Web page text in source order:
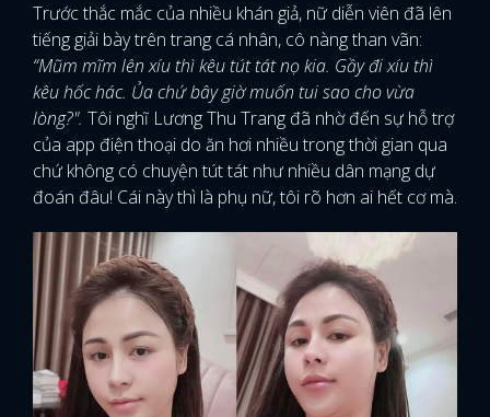
Trước thắc mắc của nhiều khán giả, nữ diễn viên đã lên
tiếng giải bày trên trang cá nhân, cô nàng than vãn:
“Mũm mĩm lên xíu thì kêu tút tát nọ kia. Gầy đi xíu thì
kêu hốc hác. Ủa chứ bây giờ muốn tui sao cho vừa
lòng?". Tôi nghĩ Lương Thu Trang đã nhờ đến sự hỗ trợ
của app điện thoại do ăn hơi nhiều trong thời gian qua
chứ không có chuyện tút tát như nhiều dân mạng dự
đoán đâu! Cái này thì là phụ nữ, tôi rõ hơn ai hết cơ mà.